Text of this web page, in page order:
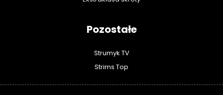
Pozostałe
Strumyk TV
Strims Top